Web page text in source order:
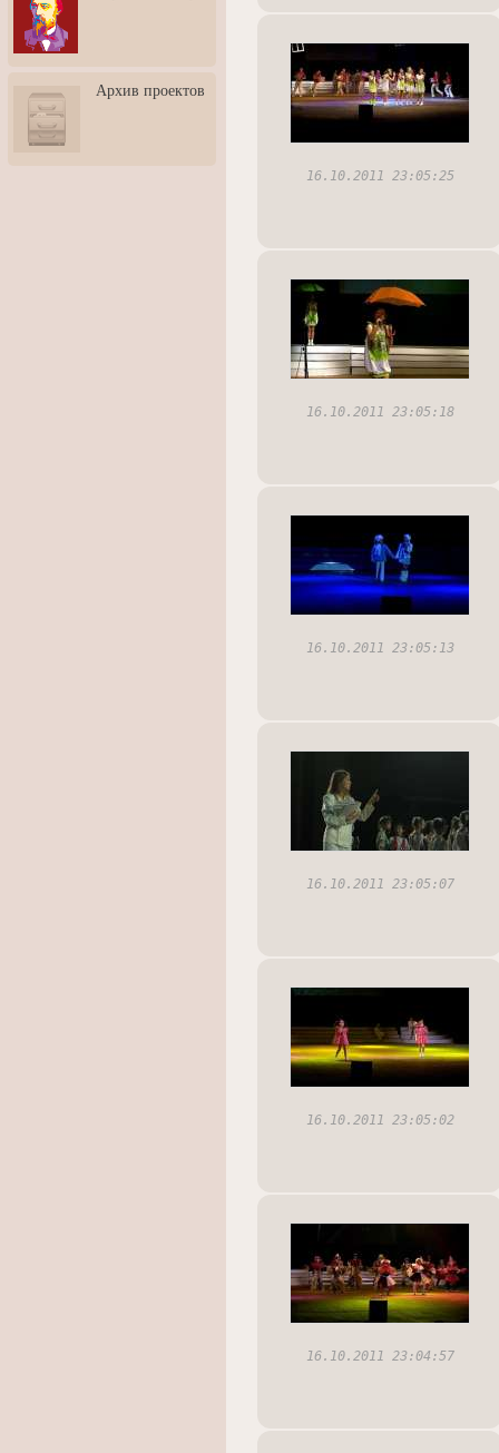
3: Обусловленности
человека и их влияние на
карьеру
скульптором Дмитрием
Тугариновым
АртБульвар в День города
Архив проектов
16.10.2011 23:05:25
16.10.2011 23:05:18
16.10.2011 23:05:13
16.10.2011 23:05:07
16.10.2011 23:05:02
16.10.2011 23:04:57